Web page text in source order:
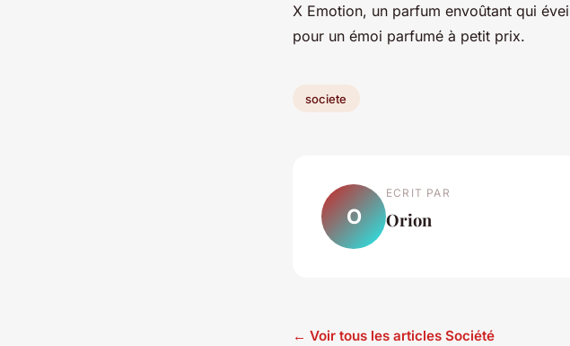
X Emotion, un parfum envoûtant qui
pour un émoi parfumé à petit prix.
societe
O
ECRIT PAR
Orion
← Voir tous les articles Société